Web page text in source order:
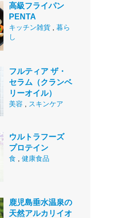
高級フライパン
PENTA
キッチン雑貨
暮ら
し
フルティア ザ・
セラム（クランベ
リーオイル）
美容 スキンケア
ウルトラフーズ
プロテイン
食 健康食品
鹿児島垂水温泉の
天然アルカリイオ